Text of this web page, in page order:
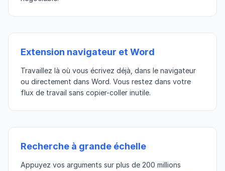
Extension navigateur et Word
Travaillez là où vous écrivez déjà, dans le navigateur
ou directement dans Word. Vous restez dans votre
flux de travail sans copier-coller inutile.
Recherche à grande échelle
Appuyez vos arguments sur plus de 200 millions